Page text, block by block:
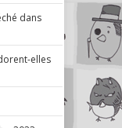
dans
elles